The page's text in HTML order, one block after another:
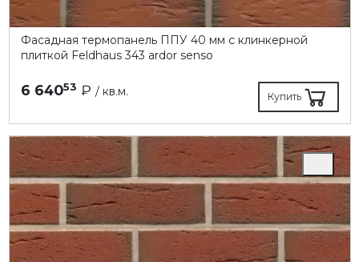
Фасадная термопанель ППУ 40 мм с клинкерной
плиткой Feldhaus 343 ardor senso
6 64053 ₽ / кв.м. Купить